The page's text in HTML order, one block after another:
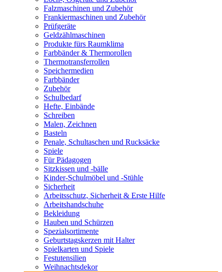
Falzmaschinen und Zubehör
Frankiermaschinen und Zubehör
Prüfgeräte
Geldzählmaschinen
Produkte fürs Raumklima
Farbbänder & Thermorollen
Thermotransferrollen
Speichermedien
Farbbänder
Zubehör
Schulbedarf
Hefte, Einbände
Schreiben
Malen, Zeichnen
Basteln
Penale, Schultaschen und Rucksäcke
Spiele
Für Pädagogen
Sitzkissen und -bälle
Kinder-Schulmöbel und -Stühle
Sicherheit
Arbeitsschutz, Sicherheit & Erste Hilfe
Arbeitshandschuhe
Bekleidung
Hauben und Schürzen
Spezialsortimente
Geburtstagskerzen mit Halter
Spielkarten und Spiele
Festutensilien
Weihnachtsdekor